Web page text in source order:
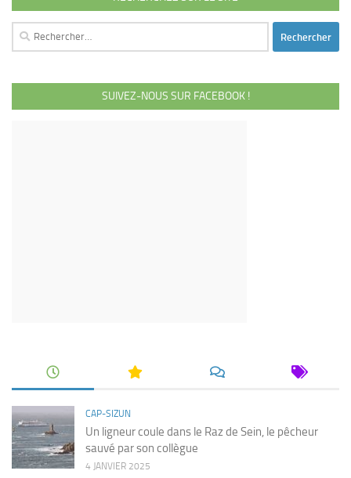
Rechercher :
SUIVEZ-NOUS SUR FACEBOOK !
CAP-SIZUN
Un ligneur coule dans le Raz de Sein, le pêcheur
sauvé par son collègue
4 JANVIER 2025